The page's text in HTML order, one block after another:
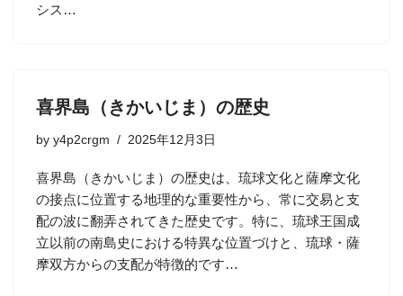
シス…
喜界島（きかいじま）の歴史
by y4p2crgm 2025年12月3日
喜界島（きかいじま）の歴史は、琉球文化と薩摩文化
の接点に位置する地理的な重要性から、常に交易と支
配の波に翻弄されてきた歴史です。特に、琉球王国成
立以前の南島史における特異な位置づけと、琉球・薩
摩双方からの支配が特徴的です…